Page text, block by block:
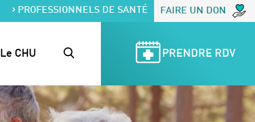
PROFESSIONNELS DE SANTÉ FAIRE UN DON
Le CHU PRENDRE RDV